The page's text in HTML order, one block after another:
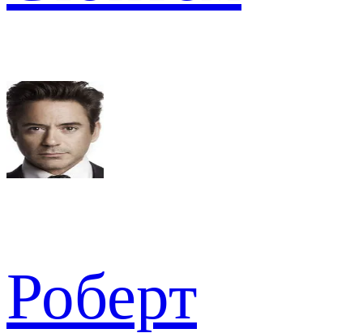
Роберт